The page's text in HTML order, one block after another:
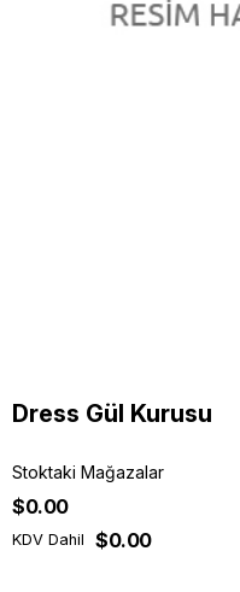
Dress Gül Kurusu
Stoktaki Mağazalar
$0.00
KDV Dahil $0.00